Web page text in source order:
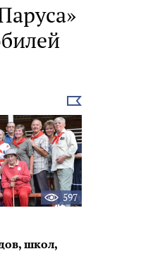
Выбрать
новость
597
школ,